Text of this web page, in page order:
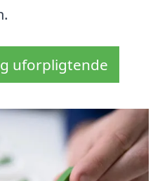
uforpligtende